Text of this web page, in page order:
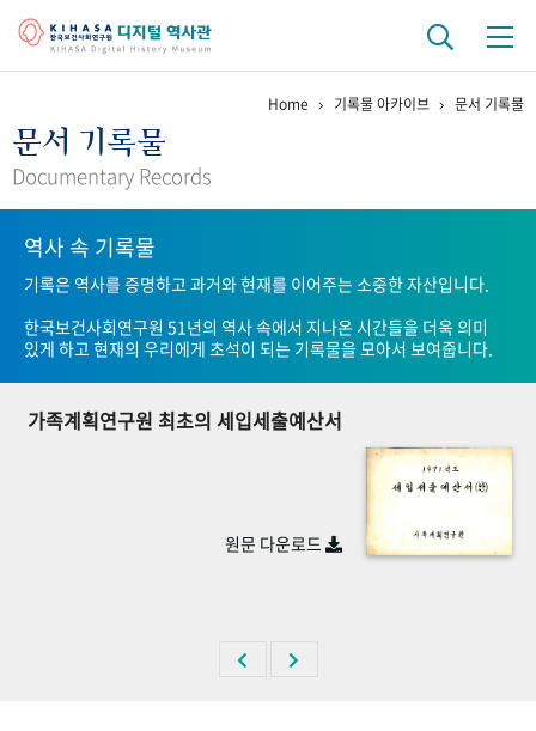
걸어온 길 기관 변천사
연구 역사
정책과 연구 키워드로 보는 연구 역사
연구자들
기록물 아카이브
사진 아카이브 문서 기록물 행정박물
숫자로 보는 50년 50+1주년 광장
Home 기록물 아카이브 문서 기록물
문서 기록물
Documentary Records
역사 속 기록물
기록은 역사를 증명하고 과거와 현재를 이어주는 소중한 자산입니다.
한국보건사회연구원 51년의 역사 속에서 지나온 시간들을 더욱 의미
있게 하고 현재의 우리에게 초석이 되는 기록물을 모아서 보여줍니다.
가족계획연구원 최초의 세입세출예산서
원문 다운로드